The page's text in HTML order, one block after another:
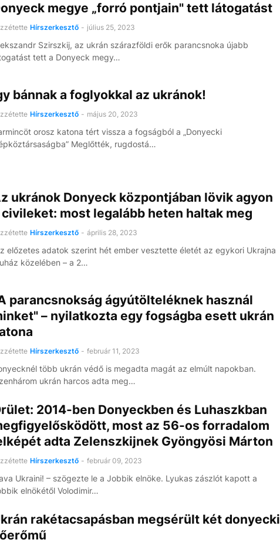
megye „forró pontjain" tett látogatást
Hírszerkesztő - július 25, 2023
Szirszkij, az ukrán szárazföldi erők parancsnoka újabb
tett a Donyeck megy…
bánnak a foglyokkal az ukránok!
Hírszerkesztő - május 20, 2023
orosz katona tért vissza a fogságból a „Donyecki
Meglőtték, rugdostá…
ukránok Donyeck központjában lövik agyon
civileket: most legalább heten haltak meg
Hírszerkesztő - április 28, 2023
előzetes adatok szerint hét ember vesztette életét az egykori Ukrajna
közelében – a 2…
parancsnokság ágyútölteléknek használ
– nyilatkozta egy fogságba esett ukrán
Hírszerkesztő - február 11, 2023
több ukrán védő is megadta magát az elmúlt napokban.
ukrán harcos adta meg…
2014-ben Donyeckben és Luhaszkban
most az 56-os forradalom
adta Zelenszkijnek Gyöngyösi Márton
Hírszerkesztő - február 09, 2023
Ukraini! – szögezte le a Jobbik elnöke. Lyukas zászlót kapott a
elnökétől Volodimir…
rakétacsapásban megsérült két donyecki